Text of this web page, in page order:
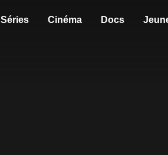
Séries Cinéma Docs